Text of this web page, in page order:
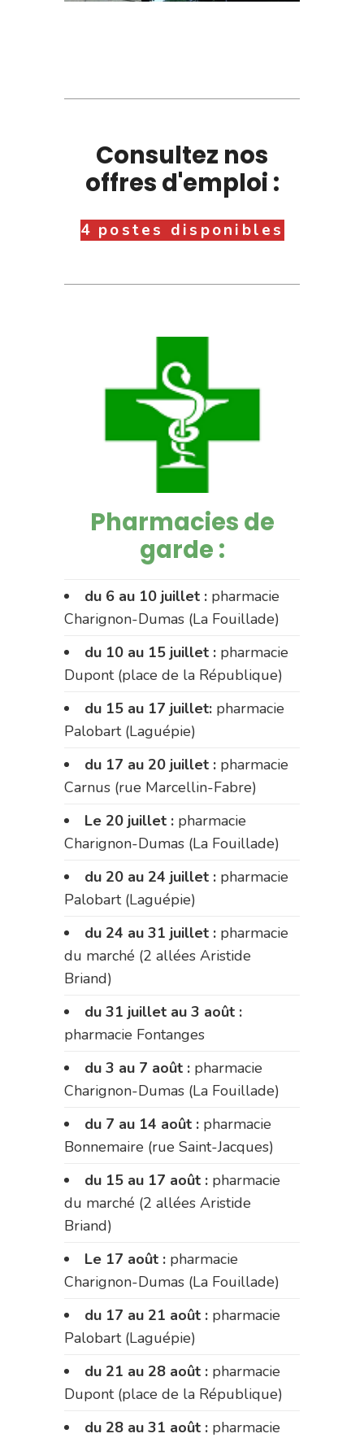
Consultez nos
offres d'emploi :
4 postes disponibles
Pharmacies de
garde :
du 6 au 10 juillet : pharmacie
Charignon-Dumas (La Fouillade)
du 10 au 15 juillet : pharmacie
Dupont (place de la République)
du 15 au 17 juillet: pharmacie
Palobart (Laguépie)
du 17 au 20 juillet : pharmacie
Carnus (rue Marcellin-Fabre)
Le 20 juillet : pharmacie
Charignon-Dumas (La Fouillade)
du 20 au 24 juillet : pharmacie
Palobart (Laguépie)
du 24 au 31 juillet : pharmacie
du marché (2 allées Aristide
Briand)
du 31 juillet au 3 août :
pharmacie Fontanges
du 3 au 7 août : pharmacie
Charignon-Dumas (La Fouillade)
du 7 au 14 août : pharmacie
Bonnemaire (rue Saint-Jacques)
du 15 au 17 août : pharmacie
du marché (2 allées Aristide
Briand)
Le 17 août : pharmacie
Charignon-Dumas (La Fouillade)
du 17 au 21 août : pharmacie
Palobart (Laguépie)
du 21 au 28 août : pharmacie
Dupont (place de la République)
du 28 au 31 août : pharmacie